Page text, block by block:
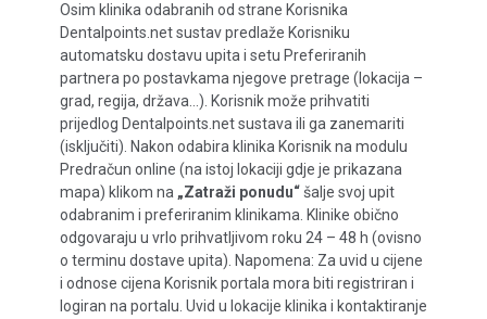
Osim klinika odabranih od strane Korisnika
Dentalpoints.net sustav predlaže Korisniku
automatsku dostavu upita i setu Preferiranih
partnera po postavkama njegove pretrage (lokacija –
grad, regija, država…). Korisnik može prihvatiti
prijedlog Dentalpoints.net sustava ili ga zanemariti
(isključiti). Nakon odabira klinika Korisnik na modulu
Predračun online (na istoj lokaciji gdje je prikazana
mapa) klikom na „Zatraži ponudu“šalje svoj upit
odabranim i preferiranim klinikama. Klinike obično
odgovaraju u vrlo prihvatljivom roku 24 – 48 h (ovisno
o terminu dostave upita). Napomena: Za uvid u cijene
i odnose cijena Korisnik portala mora biti registriran i
logiran na portalu. Uvid u lokacije klinika i kontaktiranje